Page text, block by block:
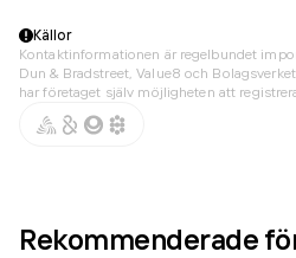
Källor
Kontaktinformationen är regelbundet
Dun & Bradstreet, Value8 och
har företaget själv möjligheten att
Rekommenderade